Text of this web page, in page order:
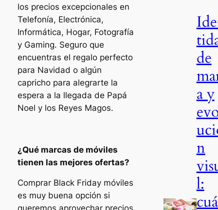
los precios excepcionales en
Telefonía, Electrónica,
Informática, Hogar, Fotografía
y Gaming. Seguro que
encuentras el regalo perfecto
para Navidad o algún
capricho para alegrarte la
espera a la llegada de Papá
Noel y los Reyes Magos.
¿Qué marcas de móviles
tienen las mejores ofertas?
Comprar Black Friday móviles
es muy buena opción si
de
a y
n
l: